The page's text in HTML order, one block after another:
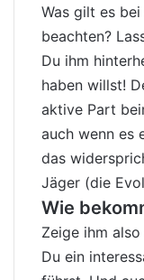
Was gilt es
beachten?
Du ihm
haben willst!
aktive Part
auch wenn es
das
Jäger (die
Wie
Zeige ihm
Du ein